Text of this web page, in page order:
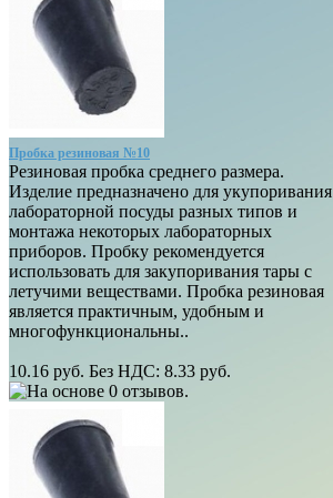
Пробка резиновая №10
Резиновая пробка среднего размера.
Изделие предназначено для укупоривания
лабораторной посуды разных типов и
монтажа некоторых лабораторных
приборов. Пробку рекомендуется
использовать для закупоривания тары с
летучими веществами. Пробка резиновая
является практичным, удобным и
многофункциональны..
10.16 руб. Без НДС: 8.33 руб.